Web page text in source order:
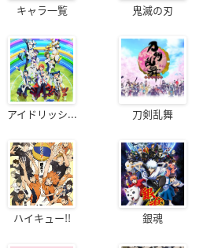
キャラ一覧 鬼滅の刃
アイドリッシ... 刀剣乱舞
ハイキュー!! 銀魂